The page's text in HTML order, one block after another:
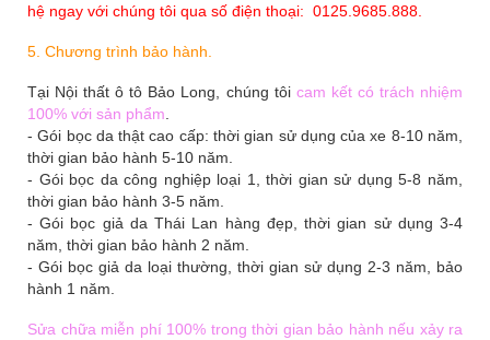
hệ ngay với chúng tôi qua số điện thoại: 0125.9685.888.
5. Chương trình bảo hành.
Tại Nội thất ô tô Bảo Long, chúng tôicam kết có trách nhiệm
100% với sản phẩm
- Gói bọc da thật cao cấp: thời gian sử dụng của xe 8-10 năm,
thời gian bảo hành 5-10 năm.
- Gói bọc da công nghiệp loại 1, thời gian sử dụng 5-8 năm,
thời gian bảo hành 3-5 năm.
- Gói bọc giả da Thái Lan hàng đẹp, thời gian sử dụng 3-4
năm, thời gian bảo hành 2 năm.
- Gói bọc giả da loại thường, thời gian sử dụng 2-3 năm, bảo
hành 1 năm.
Sửa chữa miễn phí 100% trong thời gian bảo hành nếu xảy ra